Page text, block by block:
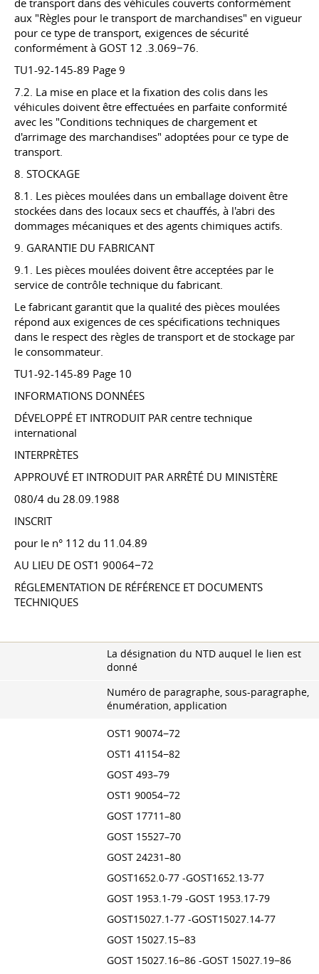
de transport dans des véhicules couverts conformément
aux "Règles pour le transport de marchandises" en vigueur
pour ce type de transport, exigences de sécurité
conformément à GOST 12 .3.069−76.
TU1-92-145-89 Page 9
7.2. La mise en place et la fixation des colis dans les
véhicules doivent être effectuées en parfaite conformité
avec les "Conditions techniques de chargement et
d'arrimage des marchandises" adoptées pour ce type de
transport.
8. STOCKAGE
8.1. Les pièces moulées dans un emballage doivent être
stockées dans des locaux secs et chauffés, à l'abri des
dommages mécaniques et des agents chimiques actifs.
9. GARANTIE DU FABRICANT
9.1. Les pièces moulées doivent être acceptées par le
service de contrôle technique du fabricant.
Le fabricant garantit que la qualité des pièces moulées
répond aux exigences de ces spécifications techniques
dans le respect des règles de transport et de stockage par
le consommateur.
TU1-92-145-89 Page 10
INFORMATIONS DONNÉES
DÉVELOPPÉ ET INTRODUIT PAR centre technique
international
INTERPRÈTES
APPROUVÉ ET INTRODUIT PAR ARRÊTÉ DU MINISTÈRE
080/4 du 28.09.1988
INSCRIT
pour le n° 112 du 11.04.89
AU LIEU DE OST1 90064−72
RÉGLEMENTATION DE RÉFÉRENCE ET DOCUMENTS
TECHNIQUES
La désignation du NTD auquel le lien est
donné
Numéro de paragraphe, sous-paragraphe,
énumération, application
OST1 90074−72
OST1 41154−82
GOST 493–79
OST1 90054−72
GOST 17711–80
GOST 15527–70
GOST 24231–80
GOST1652.0-77 -GOST1652.13-77
GOST 1953.1-79 -GOST 1953.17-79
GOST15027.1-77 -GOST15027.14-77
GOST 15027.15−83
GOST 15027.16−86 -GOST 15027.19−86